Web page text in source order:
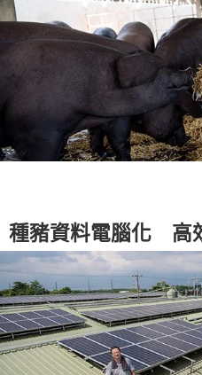
種豬資料電腦化 高